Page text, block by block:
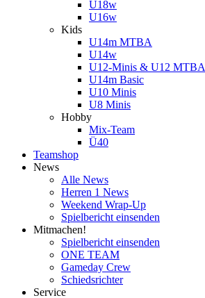
U18w
U16w
Kids
U14m MTBA
U14w
U12-Minis & U12 MTBA
U14m Basic
U10 Minis
U8 Minis
Hobby
Mix-Team
Ü40
Teamshop
News
Alle News
Herren 1 News
Weekend Wrap-Up
Spielbericht einsenden
Mitmachen!
Spielbericht einsenden
ONE TEAM
Gameday Crew
Schiedsrichter
Service